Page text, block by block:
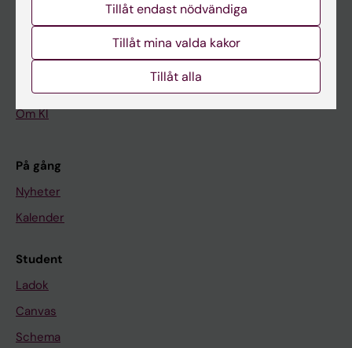
Forskarutbildning
Forskning
Om KI
På gång
Nyheter
Kalender
Student
Ladok
Canvas
Schema
Tillåt endast nödvändiga
Tillåt mina valda kakor
Tillåt alla